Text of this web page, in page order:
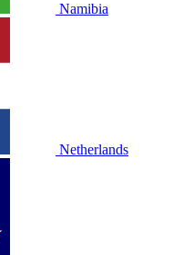
Namibia
Netherlands